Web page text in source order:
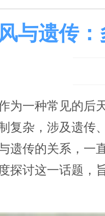
与遗传
为一种常见的后
复杂，涉及遗传
遗传的关系，一
探讨这一话题，